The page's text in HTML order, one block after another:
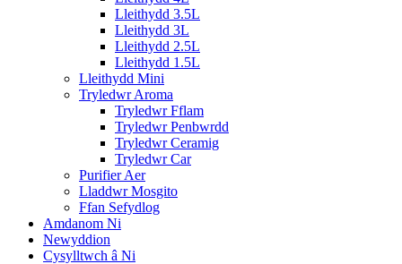
Lleithydd 3.5L
Lleithydd 3L
Lleithydd 2.5L
Lleithydd 1.5L
Lleithydd Mini
Tryledwr Aroma
Tryledwr Fflam
Tryledwr Penbwrdd
Tryledwr Ceramig
Tryledwr Car
Purifier Aer
Lladdwr Mosgito
Ffan Sefydlog
Amdanom Ni
Newyddion
Cysylltwch â Ni